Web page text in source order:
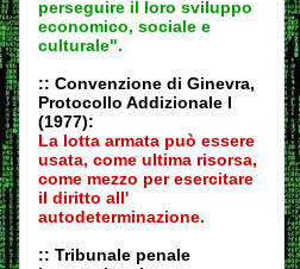
perseguire il loro sviluppo
economico, sociale e
culturale".
:: Convenzione di Ginevra,
Protocollo Addizionale I
(1977):
La lotta armata può essere
usata, come ultima risorsa,
come mezzo per esercitare
il diritto all'
autodeterminazione.
:: Tribunale penale